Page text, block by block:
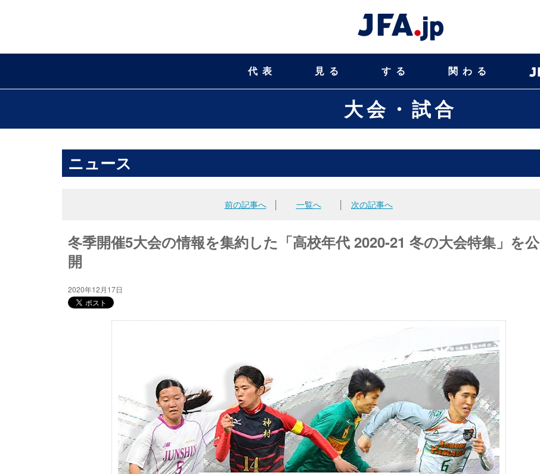
代表 見る する 関わる
大会・試合
ニュース
前の記事へ│ 一覧へ 次の記事へ
冬季開催5大会の情報を集約した「高校年代 2020-21 冬の大会特集」を公
開
2020年12月17日